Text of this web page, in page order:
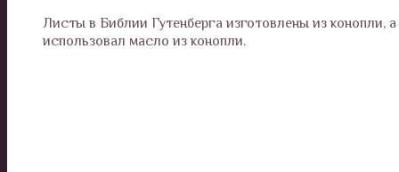
Листы в Библии Гутенберга изготовлены из конопли,
использовал масло из конопли.